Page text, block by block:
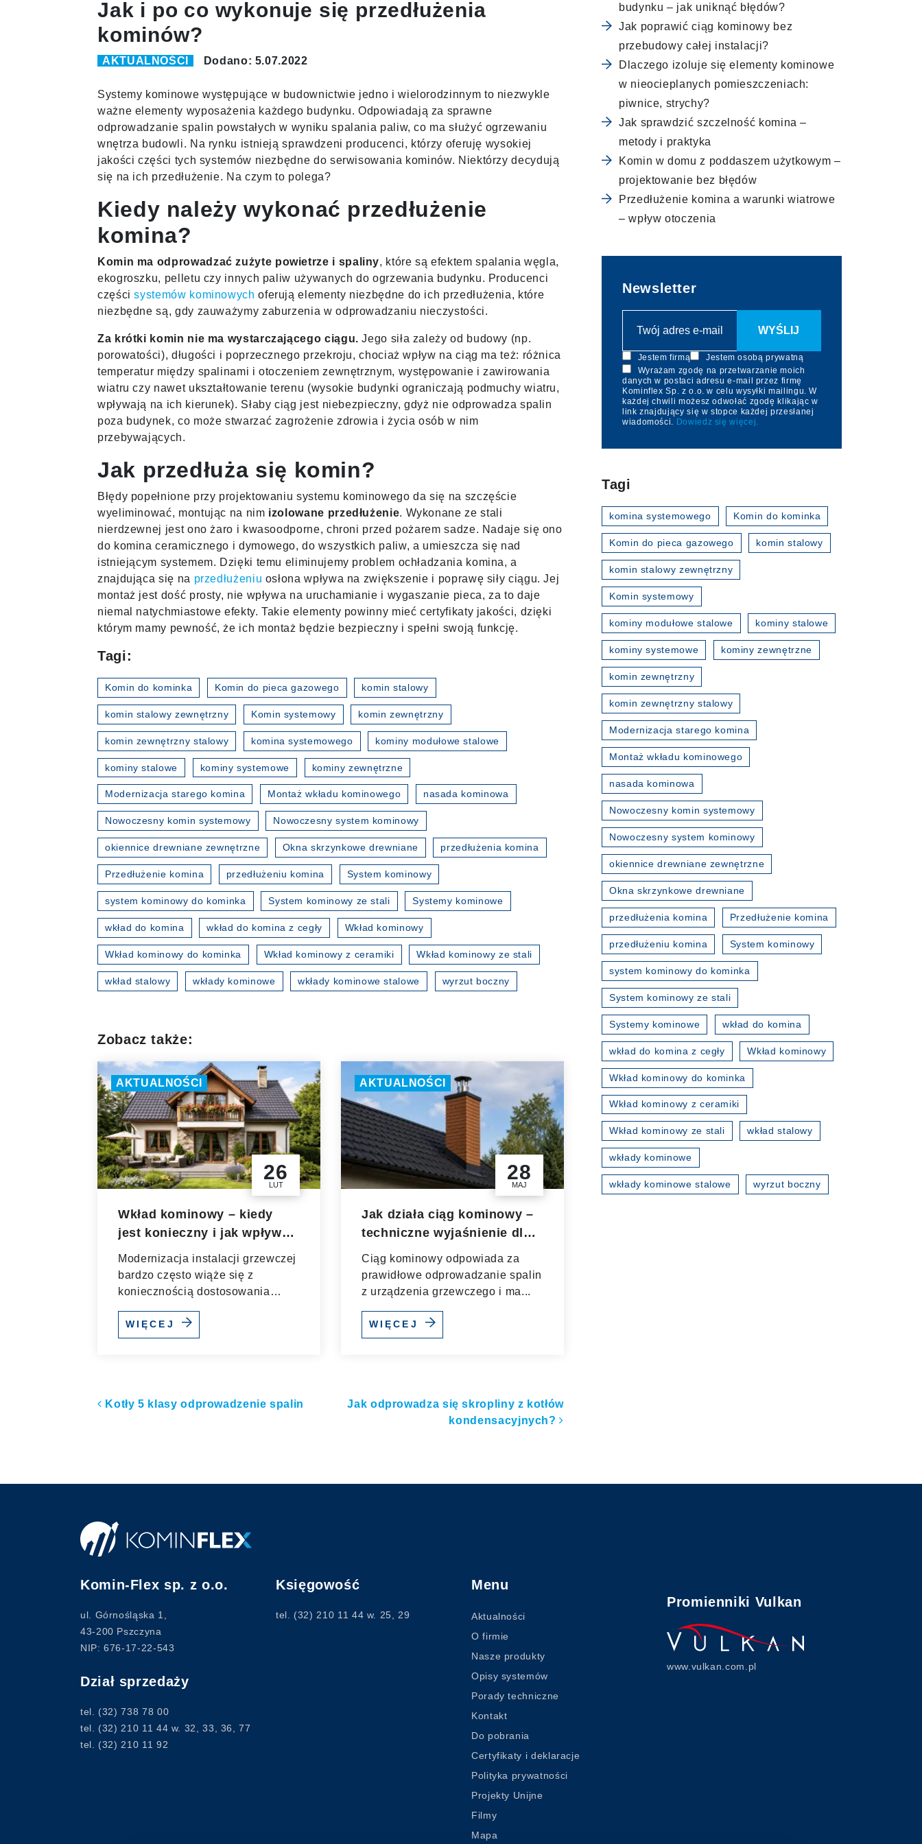
Jak i po co wykonuje się przedłużenia
kominów?
AKTUALNOŚCI Dodano: 5.07.2022
Systemy kominowe występujące w budownictwie jedno i wielorodzinnym to niezwykle
ważne elementy wyposażenia każdego budynku. Odpowiadają za sprawne
odprowadzanie spalin powstałych w wyniku spalania paliw, co ma służyć ogrzewaniu
wnętrza budowli. Na rynku istnieją sprawdzeni producenci, którzy oferuję wysokiej
jakości części tych systemów niezbędne do serwisowania kominów. Niektórzy decydują
się na ich przedłużenie. Na czym to polega?
Kiedy należy wykonać przedłużenie
komina?
Komin ma odprowadzać zużyte powietrze i spaliny, które są efektem spalania węgla,
ekogroszku, pelletu czy innych paliw używanych do ogrzewania budynku. Producenci
częścisystemów kominowych oferują elementy niezbędne do ich przedłużenia, które
niezbędne są, gdy zauważymy zaburzenia w odprowadzaniu nieczystości.
Za krótki komin nie ma wystarczającego ciągu. Jego siła zależy od budowy (np.
porowatości), długości i poprzecznego przekroju, chociaż wpływ na ciąg ma też: różnica
temperatur między spalinami i otoczeniem zewnętrznym, występowanie i zawirowania
wiatru czy nawet ukształtowanie terenu (wysokie budynki ograniczają podmuchy wiatru,
wpływają na ich kierunek). Słaby ciąg jest niebezpieczny, gdyż nie odprowadza spalin
poza budynek, co może stwarzać zagrożenie zdrowia i życia osób w nim
przebywających.
Jak przedłuża się komin?
Błędy popełnione przy projektowaniu systemu kominowego da się na szczęście
wyeliminować, montując na nim izolowane przedłużenie. Wykonane ze stali
nierdzewnej jest ono żaro i kwasoodporne, chroni przed pożarem sadze. Nadaje się ono
do komina ceramicznego i dymowego, do wszystkich paliw, a umieszcza się nad
istniejącym systemem. Dzięki temu eliminujemy problem ochładzania komina, a
znajdująca się na przedłużeniu osłona wpływa na zwiększenie i poprawę siły ciągu. Jej
montaż jest dość prosty, nie wpływa na uruchamianie i wygaszanie pieca, za to daje
niemal natychmiastowe efekty. Takie elementy powinny mieć certyfikaty jakości, dzięki
którym mamy pewność, że ich montaż będzie bezpieczny i spełni swoją funkcję.
Tagi:
Komin do kominka Komin do pieca gazowego komin stalowy
komin stalowy zewnętrzny Komin systemowy komin zewnętrzny
komin zewnętrzny stalowy komina systemowego kominy modułowe stalowe
kominy stalowe kominy systemowe kominy zewnętrzne
Modernizacja starego komina Montaż wkładu kominowego nasada kominowa
Nowoczesny komin systemowy Nowoczesny system kominowy
okiennice drewniane zewnętrzne Okna skrzynkowe drewniane przedłużenia komina
Przedłużenie komina przedłużeniu komina System kominowy
system kominowy do kominka System kominowy ze stali Systemy kominowe
wkład do komina wkład do komina z cegły Wkład kominowy
Wkład kominowy do kominka Wkład kominowy z ceramiki Wkład kominowy ze stali
wkład stalowy wkłady kominowe wkłady kominowe stalowe wyrzut boczny
Zobacz także:
AKTUALNOŚCI
26
LUT
Wkład kominowy – kiedy
jest konieczny i jak wpływa
na trwałość całego systemu
grzewczego?
Modernizacja instalacji grzewczej
bardzo często wiąże się z
koniecznością dostosowania
WIĘCEJ
AKTUALNOŚCI
28
MAJ
Jak działa ciąg kominowy –
techniczne wyjaśnienie dla
inwestora
Ciąg kominowy odpowiada za
prawidłowe odprowadzanie spalin
z urządzenia grzewczego i ma...
WIĘCEJ
Nawigacja po artykułach
Kotły 5 klasy odprowadzenie spalin
Jak odprowadza się skropliny z kotłów
kondensacyjnych?
budynku – jak uniknąć błędów?
Jak poprawić ciąg kominowy bez
przebudowy całej instalacji?
Dlaczego izoluje się elementy kominowe
w nieocieplanych pomieszczeniach:
piwnice, strychy?
Jak sprawdzić szczelność komina –
metody i praktyka
Komin w domu z poddaszem użytkowym –
projektowanie bez błędów
Przedłużenie komina a warunki wiatrowe
– wpływ otoczenia
Newsletter
Jestem firmą
Jestem osobą prywatną
Wyrażam zgodę na przetwarzanie moich
danych w postaci adresu e-mail przez firmę
Kominflex Sp. z o.o. w celu wysyłki mailingu. W
każdej chwili możesz odwołać zgodę klikając w
link znajdujący się w stopce każdej przesłanej
wiadomości. Dowiedz się więcej.
Tagi
komina systemowego Komin do kominka
Komin do pieca gazowego komin stalowy
komin stalowy zewnętrzny
Komin systemowy
kominy modułowe stalowe kominy stalowe
kominy systemowe kominy zewnętrzne
komin zewnętrzny
komin zewnętrzny stalowy
Modernizacja starego komina
Montaż wkładu kominowego
nasada kominowa
Nowoczesny komin systemowy
Nowoczesny system kominowy
okiennice drewniane zewnętrzne
Okna skrzynkowe drewniane
przedłużenia komina Przedłużenie komina
przedłużeniu komina System kominowy
system kominowy do kominka
System kominowy ze stali
Systemy kominowe wkład do komina
wkład do komina z cegły Wkład kominowy
Wkład kominowy do kominka
Wkład kominowy z ceramiki
Wkład kominowy ze stali wkład stalowy
wkłady kominowe
wkłady kominowe stalowe wyrzut boczny
Komin-Flex sp. z o.o.
ul. Górnośląska 1,
43-200 Pszczyna
NIP: 676-17-22-543
Dział sprzedaży
tel. (32) 738 78 00
tel. (32) 210 11 44 w. 32, 33, 36, 77
tel. (32) 210 11 92
Księgowość
tel. (32) 210 11 44 w. 25, 29
Menu
Aktualności
O firmie
Nasze produkty
Opisy systemów
Porady techniczne
Kontakt
Do pobrania
Certyfikaty i deklaracje
Polityka prywatności
Projekty Unijne
Filmy
Mapa
Promienniki Vulkan
www.vulkan.com.pl